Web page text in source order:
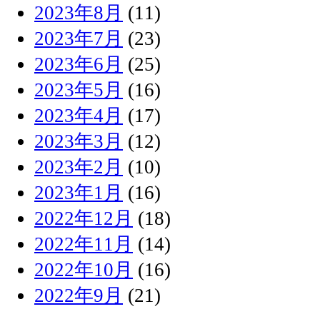
2023年8月 (11)
2023年7月 (23)
2023年6月 (25)
2023年5月 (16)
2023年4月 (17)
2023年3月 (12)
2023年2月 (10)
2023年1月 (16)
2022年12月 (18)
2022年11月 (14)
2022年10月 (16)
2022年9月 (21)